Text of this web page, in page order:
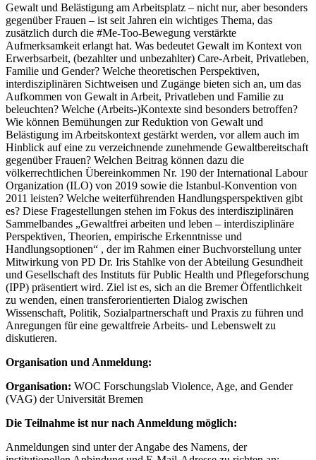
Gewalt und Belästigung am Arbeitsplatz – nicht nur, aber besonders
gegenüber Frauen – ist seit Jahren ein wichtiges Thema, das
zusätzlich durch die #Me-Too-Bewegung verstärkte
Aufmerksamkeit erlangt hat. Was bedeutet Gewalt im Kontext von
Erwerbsarbeit, (bezahlter und unbezahlter) Care-Arbeit, Privatleben,
Familie und Gender? Welche theoretischen Perspektiven,
interdisziplinären Sichtweisen und Zugänge bieten sich an, um das
Aufkommen von Gewalt in Arbeit, Privatleben und Familie zu
beleuchten? Welche (Arbeits-)Kontexte sind besonders betroffen?
Wie können Bemühungen zur Reduktion von Gewalt und
Belästigung im Arbeitskontext gestärkt werden, vor allem auch im
Hinblick auf eine zu verzeichnende zunehmende Gewaltbereitschaft
gegenüber Frauen? Welchen Beitrag können dazu die
völkerrechtlichen Übereinkommen Nr. 190 der International Labour
Organization (ILO) von 2019 sowie die Istanbul-Konvention von
2011 leisten? Welche weiterführenden Handlungsperspektiven gibt
es? Diese Fragestellungen stehen im Fokus des interdisziplinären
Sammelbandes „Gewaltfrei arbeiten und leben – interdisziplinäre
Perspektiven, Theorien, empirische Erkenntnisse und
Handlungsoptionen“ , der im Rahmen einer Buchvorstellung unter
Mitwirkung von PD Dr. Iris Stahlke von der Abteilung Gesundheit
und Gesellschaft des Instituts für Public Health und Pflegeforschung
(IPP) präsentiert wird. Ziel ist es, sich an die Bremer Öffentlichkeit
zu wenden, einen transferorientierten Dialog zwischen
Wissenschaft, Politik, Sozialpartnerschaft und Praxis zu führen und
Anregungen für eine gewaltfreie Arbeits- und Lebenswelt zu
diskutieren.
Organisation und Anmeldung:
Organisation: WOC Forschungslab Violence, Age, and Gender
(VAG) der Universität Bremen
Die Teilnahme ist nur nach Anmeldung möglich:
Anmeldungen sind unter der Angabe des Namens, der